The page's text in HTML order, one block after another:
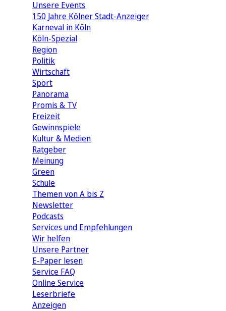
Unsere Events
150 Jahre Kölner Stadt-Anzeiger
Karneval in Köln
Köln-Spezial
Region
Politik
Wirtschaft
Sport
Panorama
Promis & TV
Freizeit
Gewinnspiele
Kultur & Medien
Ratgeber
Meinung
Green
Schule
Themen von A bis Z
Newsletter
Podcasts
Services und Empfehlungen
Wir helfen
Unsere Partner
E-Paper lesen
Service FAQ
Online Service
Leserbriefe
Anzeigen